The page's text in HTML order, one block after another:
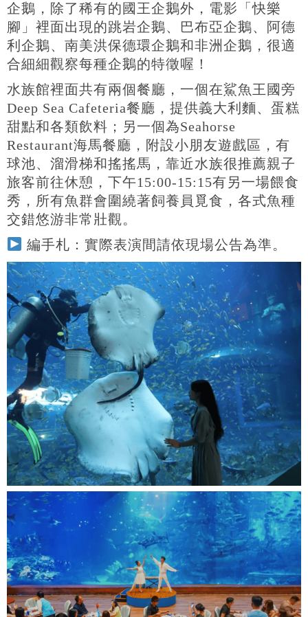
企鵝，除了稀有的國王企鵝外，電影「快樂
腳」裡面出現的跳岩企鵝、巴布亞企鵝、阿德
利企鵝、南美洪保德環企鵝和非洲企鵝，很適
合細細觀察每種企鵝的特徵喔！
水族館裡面共有兩個餐廳，一個在鯊魚王國旁
Deep Sea Cafeteria餐廳，提供義大利麵、蛋糕
甜點和各類飲料；另一個為Seahorse
Restaurant海馬餐廳，附設小朋友遊戲區，有
球池、溜滑梯和搖搖馬，靠近水族很推薦親子
旅客前往休憩，下午15:00-15:15有另一場餵食
秀，所有魚群會圍繞著飼養員覓食，各式魚種
交錯悠游非常壯觀。
編手札：實際表演間請依現場公告為準。